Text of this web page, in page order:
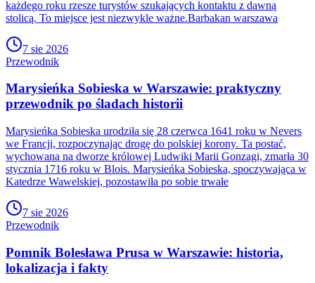
każdego roku rzesze turystów szukających kontaktu z dawną
stolicą. To miejsce jest niezwykle ważne.Barbakan warszawa
7 sie 2026
Przewodnik
Marysieńka Sobieska w Warszawie: praktyczny
przewodnik po śladach historii
Marysieńka Sobieska urodziła się 28 czerwca 1641 roku w Nevers
we Francji, rozpoczynając drogę do polskiej korony. Ta postać,
wychowana na dworze królowej Ludwiki Marii Gonzagi, zmarła 30
stycznia 1716 roku w Blois. Marysieńka Sobieska, spoczywająca w
Katedrze Wawelskiej, pozostawiła po sobie trwałe
7 sie 2026
Przewodnik
Pomnik Bolesława Prusa w Warszawie: historia,
lokalizacja i fakty